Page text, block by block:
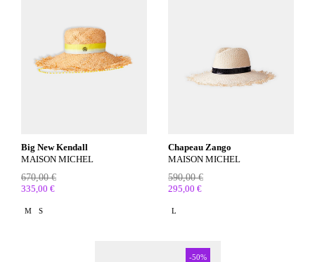
Big New Kendall
MAISON MICHEL
670,00 €
335,00 €
M S
Chapeau Zango
MAISON MICHEL
590,00 €
295,00 €
L
-50%